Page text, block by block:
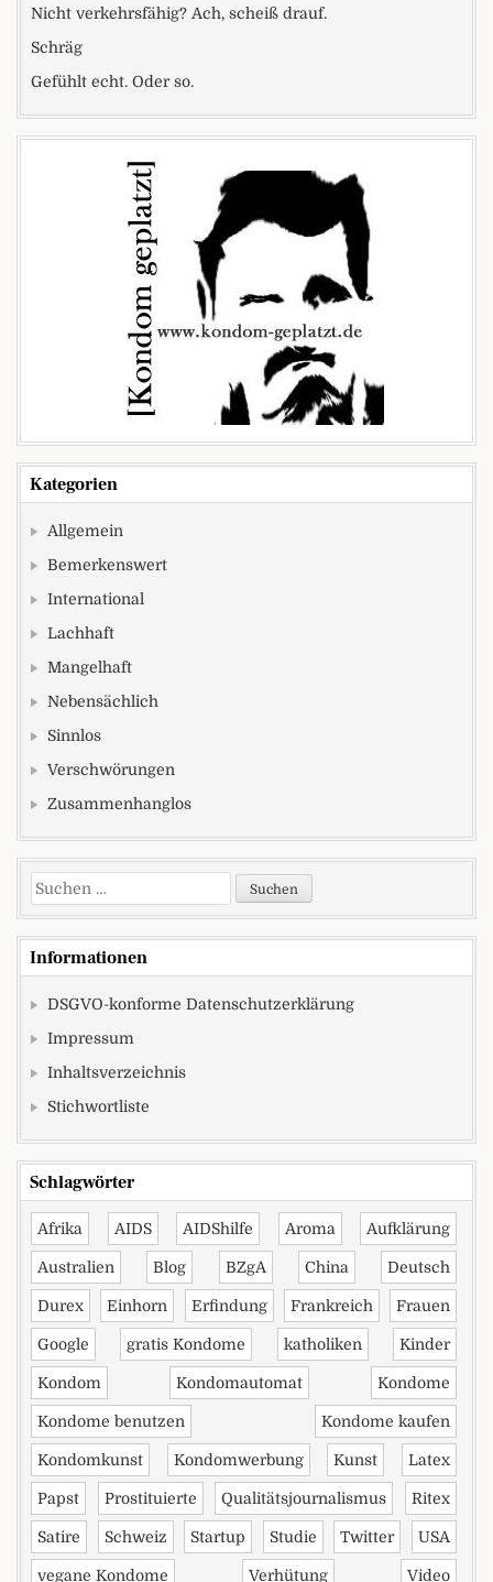
Nicht verkehrsfähig? Ach, scheiß drauf.
Schräg
Gefühlt echt. Oder so.
Kategorien
Allgemein
Bemerkenswert
International
Lachhaft
Mangelhaft
Nebensächlich
Sinnlos
Verschwörungen
Zusammenhanglos
Suchen nach:
Informationen
DSGVO-konforme Datenschutzerklärung
Impressum
Inhaltsverzeichnis
Stichwortliste
Schlagwörter
Afrika AIDS AIDShilfe Aroma Aufklärung
Australien Blog BZgA China Deutsch
Durex Einhorn Erfindung Frankreich Frauen
Google gratis Kondome katholiken Kinder
Kondom Kondomautomat Kondome
Kondome benutzen Kondome kaufen
Kondomkunst Kondomwerbung Kunst Latex
Papst Prostituierte Qualitätsjournalismus Ritex
Satire Schweiz Startup Studie Twitter USA
vegane Kondome Verhütung Video